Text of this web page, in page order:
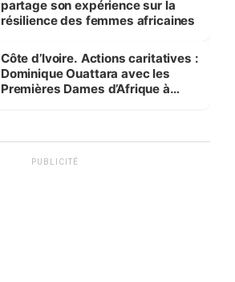
partage son expérience sur la
résilience des femmes africaines
Côte d’Ivoire. Actions caritatives :
Dominique Ouattara avec les
Premières Dames d’Afrique à
PUBLICITÉ